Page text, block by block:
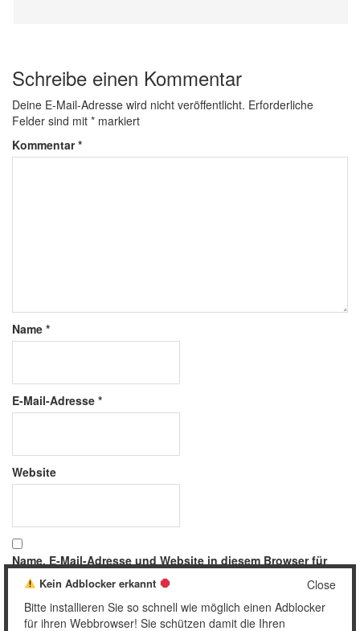
Schreibe einen Kommentar
Deine E-Mail-Adresse wird nicht veröffentlicht. Erforderliche
Felder sind mit * markiert
Kommentar*
Name *
E-Mail-Adresse *
Website
Name, E-Mail-Adresse und Website in diesem Browser für
meinen nächsten Kommentar speichern.
Close
Kein Adblocker erkannt
Bitte installieren Sie so schnell wie möglich einen Adblocker
für ihren Webbrowser! Sie schützen damit die Ihren